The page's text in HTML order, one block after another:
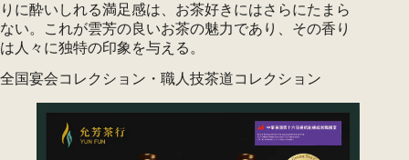
りに酔いしれる満足感は、お茶好きにはさらにたまら
ない。これが雲芳の良いお茶の魅力であり、その香り
は人々に独特の印象を与える。
全国宴会コレクション・職人技茶道コレクション